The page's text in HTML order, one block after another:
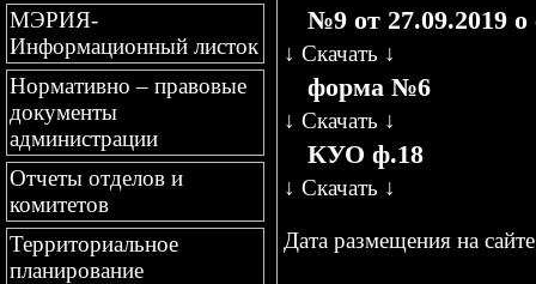
МЭРИЯ-
Информационный листок
Нормативно – правовые
документы
администрации
Отчеты отделов и
комитетов
Территориальное
планирование
№9 от 27.09.2019 о
↓ Скачать ↓
форма №6
↓ Скачать ↓
КУО ф.18
↓ Скачать ↓
Дата размещения на